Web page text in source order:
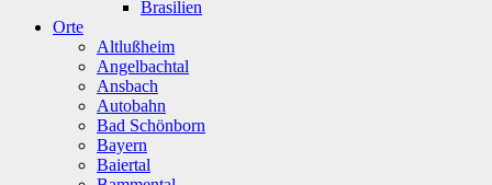
Brasilien
Orte
Altlußheim
Angelbachtal
Ansbach
Autobahn
Bad Schönborn
Bayern
Baiertal